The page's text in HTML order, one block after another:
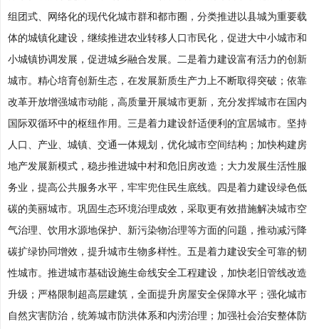
组团式、网络化的现代化城市群和都市圈，分类推进以县城为重要载
体的城镇化建设，继续推进农业转移人口市民化，促进大中小城市和
小城镇协调发展，促进城乡融合发展。二是着力建设富有活力的创新
城市。精心培育创新生态，在发展新质生产力上不断取得突破；依靠
改革开放增强城市动能，高质量开展城市更新，充分发挥城市在国内
国际双循环中的枢纽作用。三是着力建设舒适便利的宜居城市。坚持
人口、产业、城镇、交通一体规划，优化城市空间结构；加快构建房
地产发展新模式，稳步推进城中村和危旧房改造；大力发展生活性服
务业，提高公共服务水平，牢牢兜住民生底线。四是着力建设绿色低
碳的美丽城市。巩固生态环境治理成效，采取更有效措施解决城市空
气治理、饮用水源地保护、新污染物治理等方面的问题，推动减污降
碳扩绿协同增效，提升城市生物多样性。五是着力建设安全可靠的韧
性城市。推进城市基础设施生命线安全工程建设，加快老旧管线改造
升级；严格限制超高层建筑，全面提升房屋安全保障水平；强化城市
自然灾害防治，统筹城市防洪体系和内涝治理；加强社会治安整体防